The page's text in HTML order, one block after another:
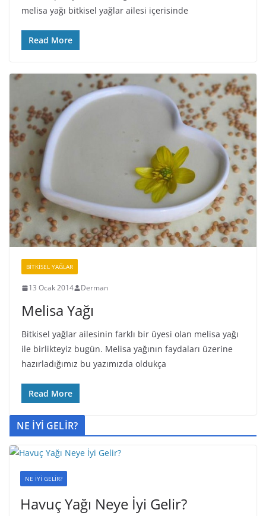
melisa yağı bitkisel yağlar ailesi içerisinde
Read More
BİTKİSEL YAĞLAR
13 Ocak 2014 Derman
Melisa Yağı
Bitkisel yağlar ailesinin farklı bir üyesi olan melisa yağı
ile birlikteyiz bugün. Melisa yağının faydaları üzerine
hazırladığımız bu yazımızda oldukça
Read More
NE İYİ GELİR?
NE İYİ GELİR?
Havuç Yağı Neye İyi Gelir?